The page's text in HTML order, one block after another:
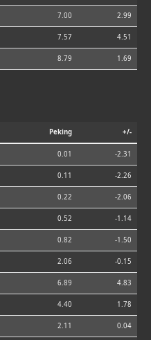
7.00 2.99
7.57 4.51
8.79 1.69
Peking +/-
0.01 -2.31
0.11 -2.26
0.22 -2.06
0.52 -1.14
0.82 -1.50
2.06 -0.15
6.89 4.83
4.40 1.78
2.11 0.04